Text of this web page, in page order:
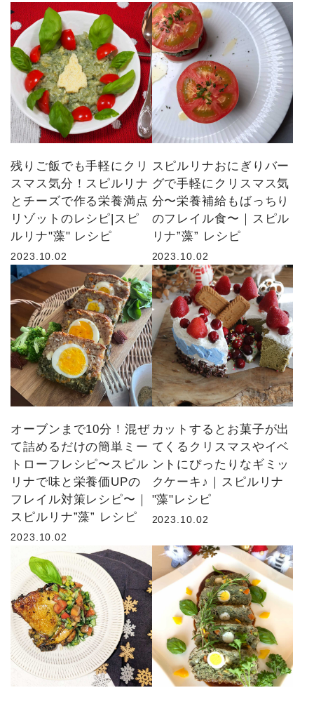
残りご飯でも手軽にクリ
スマス気分！スピルリナ
とチーズで作る栄養満点
リゾットのレシピ|スピ
ルリナ"藻" レシピ
2023.10.02
スピルリナおにぎりバー
グで手軽にクリスマス気
分〜栄養補給もばっちり
のフレイル食〜｜スピル
リナ”藻” レシピ
2023.10.02
オーブンまで10分！混ぜ
て詰めるだけの簡単ミー
トローフレシピ〜スピル
リナで味と栄養価UPの
フレイル対策レシピ〜｜
スピルリナ”藻” レシピ
2023.10.02
カットするとお菓子が出
てくるクリスマスやイベ
ントにぴったりなギミッ
クケーキ♪｜スピルリナ
"藻"レシピ
2023.10.02